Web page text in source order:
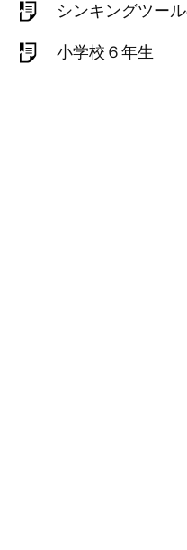
シンキングツー
小学校６年生